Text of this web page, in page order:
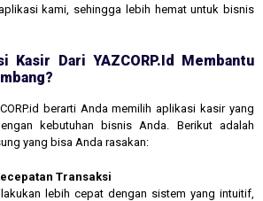
kami, sehingga lebih hemat untuk bisnis
Kasir Dari YAZCORP.id Membantu
berarti Anda memilih aplikasi kasir yang
kebutuhan bisnis Anda. Berikut adalah
yang bisa Anda rasakan:
Transaksi
lebih cepat dengan sistem yang intuitif,